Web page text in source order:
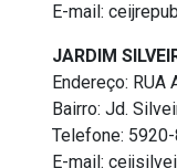
E-mail:
JARDIM
Endereço: RUA
Bairro: Jd.
Telefone:
E-mail: